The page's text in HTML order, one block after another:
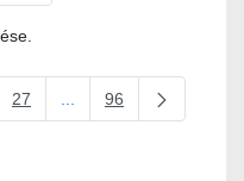
a TAB billentyűvel.
Oldal
27 Köztes oldalak
Oldal
96